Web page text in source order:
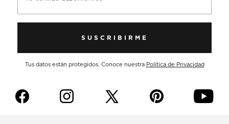
SUSCRIBIRME
Tus datos están protegidos. Conoce nuestra Política de Privacidad
f i p y